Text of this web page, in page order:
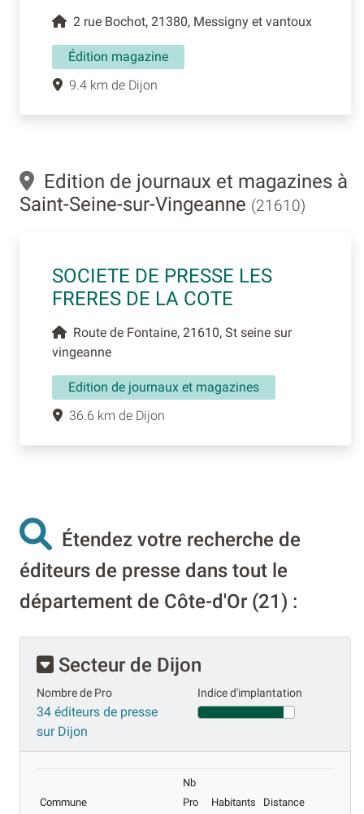
2 rue Bochot, 21380, Messigny et vantoux
Édition magazine
9.4 km de Dijon
Edition de journaux et magazines à
Saint-Seine-sur-Vingeanne (21610)
SOCIETE DE PRESSE LES
FRERES DE LA COTE
Route de Fontaine, 21610, St seine sur
vingeanne
Edition de journaux et magazines
36.6 km de Dijon
Étendez votre recherche de
éditeurs de presse dans tout le
département de Côte-d'Or (21) :
Secteur de Dijon
Nombre de Pro
34 éditeurs de presse
sur Dijon
Indice d'implantation
Commune
Nb
Pro
Habitants Distance